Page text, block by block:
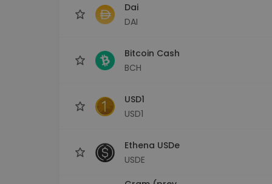
Dai
DAI
Bitcoin Cash
BCH
USD1
USD1
Ethena USDe
USDE